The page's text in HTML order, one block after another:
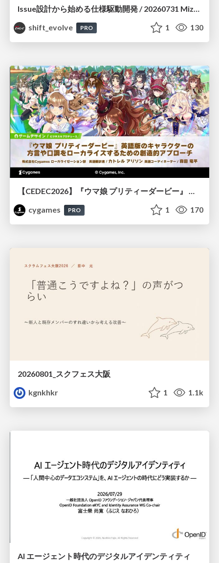
Issue設計から始める仕様駆動開発 / 20260731 Mizuki Hirata
shift_evolve
PRO 1 130
【CEDEC2026】『ウマ娘 プリティーダービー』 英語版のキャラクターの方言や口調をローカライズするための創造的アプローチ
cygames
PRO 1 170
20260801_スクフェス大阪
kgnkhkr
1 1.1k
AI エージェント時代のデジタルアイデンティティ